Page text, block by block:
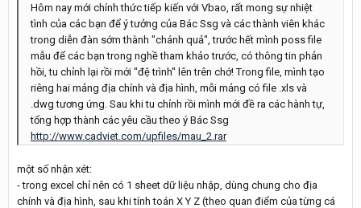
Hôm nay mới chính thức tiếp kiến với Vbao, rất mong sự nhiệt
tình của các bạn để ý tưởng của Bác Ssg và các thành viên khác
trong diễn đàn sớm thành "chánh quả", trước hết mình poss file
mẫu để các bạn trong nghề tham khảo trước, có thông tin phản
hồi, tu chỉnh lại rồi mới "đệ trình" lên trên chớ! Trong file, mình tạo
riêng hai mảng địa chính và địa hình, mỗi mảng có file .xls và
.dwg tương ứng. Sau khi tu chỉnh rồi mình mới đề ra các hành tự,
tổng hợp thành các yêu cầu theo ý Bác Ssg
http://www.cadviet.com/upfiles/mau_2.rar
một số nhận xét:
- trong excel chỉ nên có 1 sheet dữ liệu nhập, dùng chung cho địa
chính và địa hình, sau khi tính toán X Y Z (theo quan điểm của từng cá